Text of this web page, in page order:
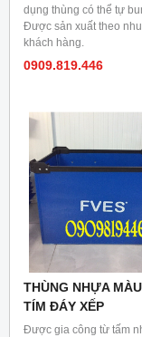
dụng thùng có thể tự
Được sản xuất theo
khách hàng.
0909.819.446
THÙNG NHỰA
TÍM ĐÁY XẾP
Được gia công từ tấm